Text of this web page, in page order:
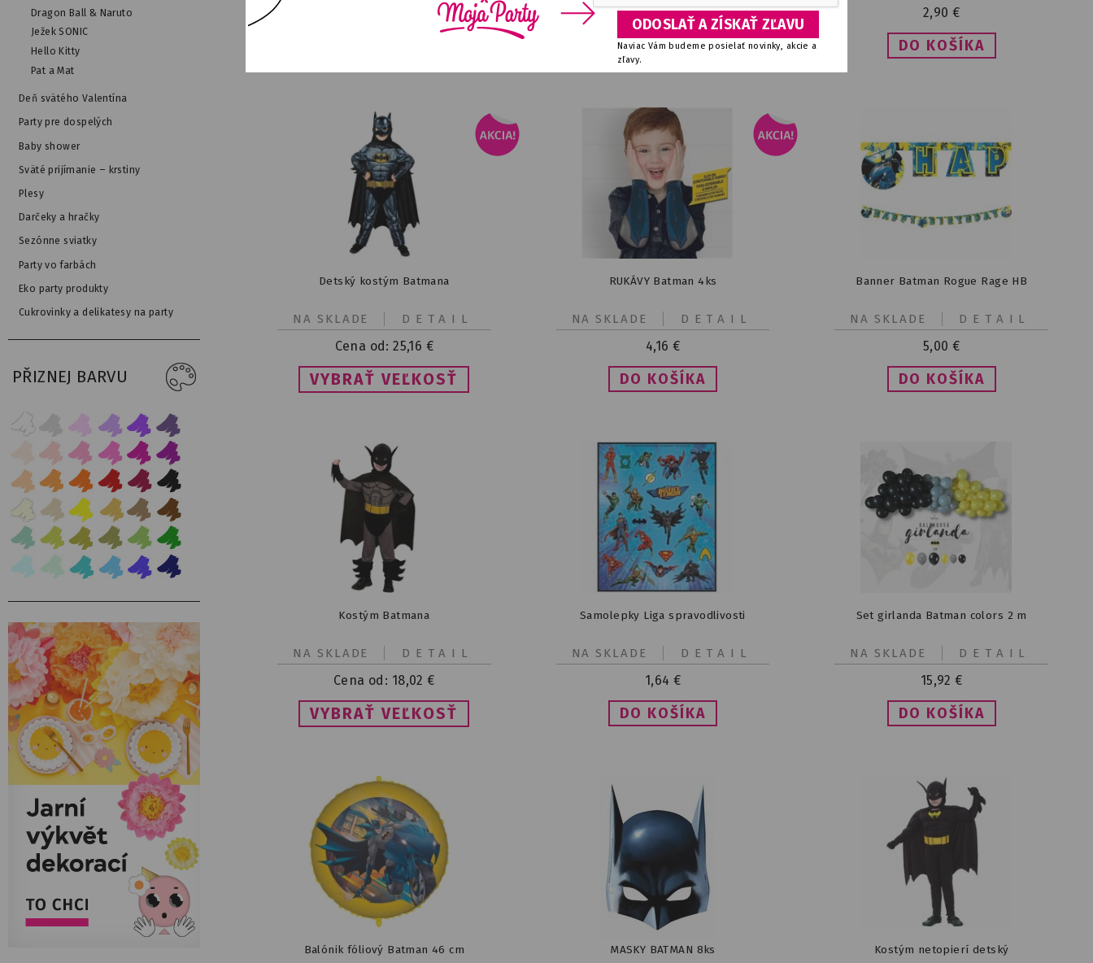
Naviac Vám budeme posielať novinky, akcie a
zľavy.
Dragon Ball & Naruto
Ježek SONIC
Hello Kitty
Pat a Mat
Deň svätého Valentína
Party pre dospelých
Baby shower
Sväté prijímanie – krstiny
Plesy
Darčeky a hračky
Sezónne sviatky
Party vo farbách
Eko party produkty
Cukrovinky a delikatesy na party
PŘIZNEJ BARVU
27,68€ 2,90 €
Detský kostým Batmana
Cena od:25,16 €
VYBRAŤ VEĽKOSŤ
DETAIL
NA SKLADE
RUKÁVY Batman 4ks
4,16 €
DETAIL
NA SKLADE
Banner Batman Rogue Rage HB
5,00 €
DETAIL
NA SKLADE
Kostým Batmana
Cena od: 18,02 €
VYBRAŤ VEĽKOSŤ
DETAIL
NA SKLADE
Samolepky Liga spravodlivosti
1,64 €
DETAIL
NA SKLADE
Set girlanda Batman colors 2 m
15,92 €
DETAIL
NA SKLADE
Balónik fóliový Batman 46 cm MASKY BATMAN 8ks Kostým netopierí detský